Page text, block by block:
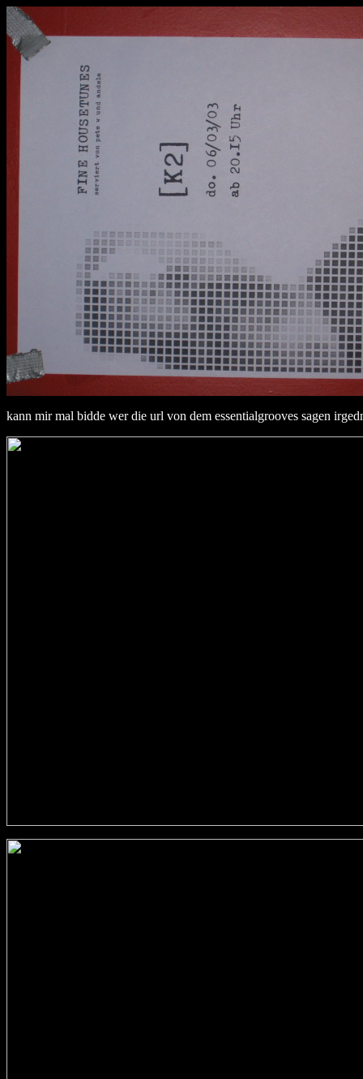
kann mir mal bidde wer die url von dem essentialgrooves sagen